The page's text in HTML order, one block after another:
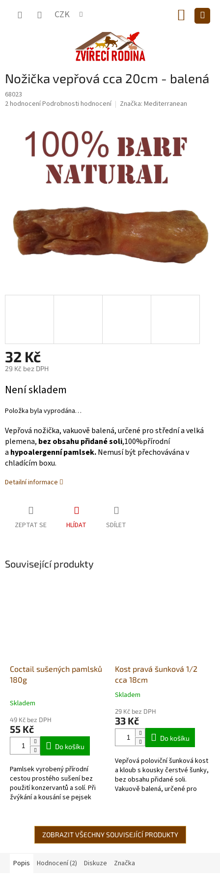
CZK
KOŠÍK
Nožička vepřová cca 20cm - balená
68023
Průměrné
2 hodnoceníPodrobnosti hodnocení Značka: Mediterranean
32 Kč
29 Kč bez DPH
cena:
Není skladem
Položka byla vyprodána…
Vepřová nožička, vakuově balená, určené pro střední a velká
plemena, bez obsahu přidané soli,100%přírodní
a hypoalergenní pamlsek.Nemusí být přechovávána v
chladícím boxu.
Detailní informace
ZEPTAT SE HLÍDAT SDÍLET
Související produkty
Coctail sušených pamlsků
180g
Skladem
49 Kč bez DPH
55 Kč
Do košíku
Pamlsek vyrobený přírodní
cestou prostého sušení bez
použití konzervantů a solí. Při
žvýkání a kousání se pejsek
Kost pravá šunková 1/2
cca 18cm
Průměrné
produktu
je
hvězdiček.
Skladem
29 Kč bez DPH
33 Kč
Do košíku
Vepřová poloviční šunková kost
a kloub s kousky čerstvé šunky,
bez obsahu přidané soli.
Vakuově balená, určené pro
ZOBRAZIT VŠECHNY SOUVISEJÍCÍ PRODUKTY
Popis Hodnocení (2) Diskuze Značka